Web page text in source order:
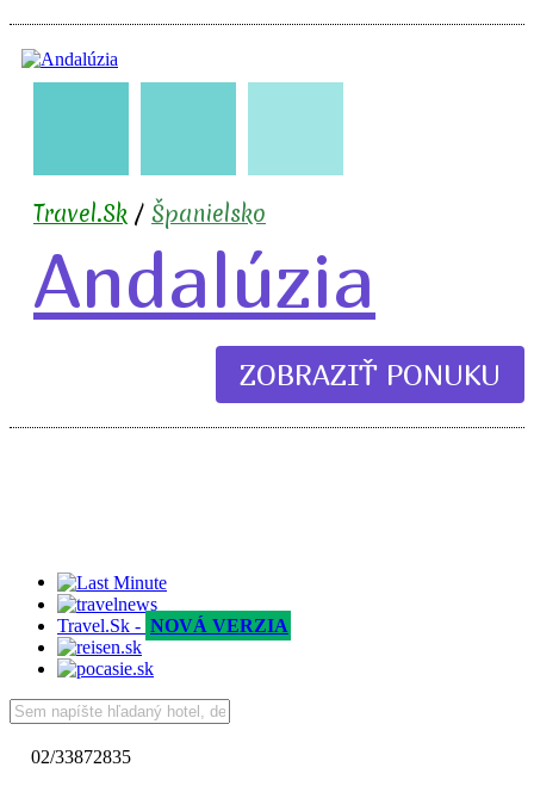
🇪🇸
Travel.Sk / Španielsko
Andalúzia
ZOBRAZIŤ PONUKU
Travel.Sk - NOVÁ VERZIA
02/33872835